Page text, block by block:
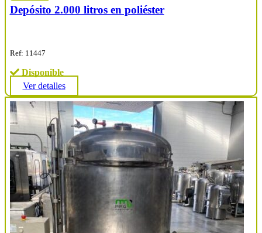
Depósito 2.000 litros en poliéster
Ref: 11447
Disponible
Ver detalles